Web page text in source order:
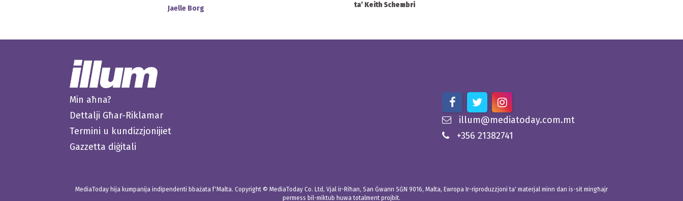
Jaelle Borg
ta’ Keith Schembri
Min aħna?
Dettalji Għar-Riklamar
Termini u kundizzjonijiet
Gazzetta diġitali
illum@mediatoday.com.mt
+356 21382741
MediaToday hija kumpanija indipendenti bbażata f'Malta. Copyright © MediaToday Co. Ltd, Vjal ir-Riħan, San Ġwann SĠN 9016, Malta, Ewropa Ir-riproduzzjoni ta' materjal minn dan is-sit mingħajr
permess bil-miktub huwa totalment projbit.